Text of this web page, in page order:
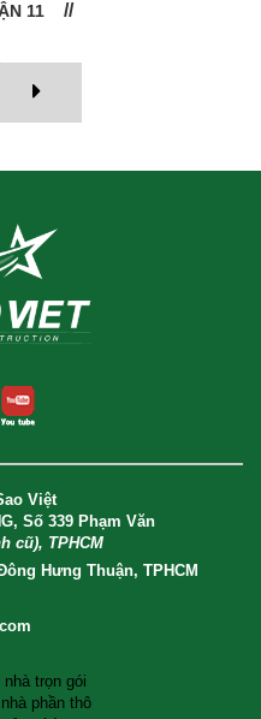
11
Việt
Số 339 Phạm Văn
cũ), TPHCM
Hưng Thuận, TPHCM
trọn gói
phần thô